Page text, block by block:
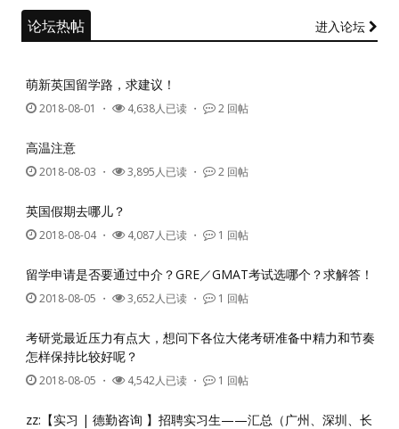
论坛热帖 进入论坛
萌新英国留学路，求建议！
2018-08-01 ・ 4,638人已读 ・ 2 回帖
高温注意
2018-08-03 ・ 3,895人已读 ・ 2 回帖
英国假期去哪儿？
2018-08-04・ 4,087人已读 ・ 1 回帖
留学申请是否要通过中介？GRE／GMAT考试选哪个？求解答！
2018-08-05 ・ 3,652人已读 ・ 1 回帖
考研党最近压力有点大，想问下各位大佬考研准备中精力和节奏
怎样保持比较好呢？
2018-08-05 ・ 4,542人已读 ・ 1 回帖
zz:【实习 | 德勤咨询 】招聘实习生——汇总（广州、深圳、长